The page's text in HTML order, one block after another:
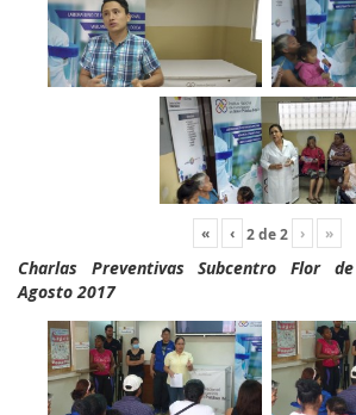
« ‹ 2de2 › »
Charlas Preventivas Subcentro Flor
Agosto 2017